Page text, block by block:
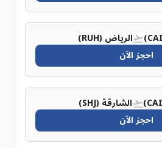
الرياض (RUH)
احجز الآن
الشارقة (SHJ)
احجز الآن